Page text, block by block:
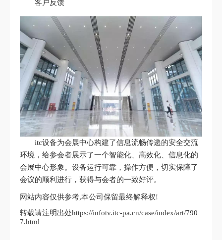
客户反馈
itc设备为会展中心构建了信息流畅传递的安全交流
环境，给参会者展示了一个智能化、高效化、信息化的
会展中心形象。设备运行可靠，操作方便，切实保障了
会议的顺利进行，获得与会者的一致好评。
网站内容仅供参考,本公司保留最终解释权!
转载请注明出处https://infotv.itc-pa.cn/case/index/art/790
7.html